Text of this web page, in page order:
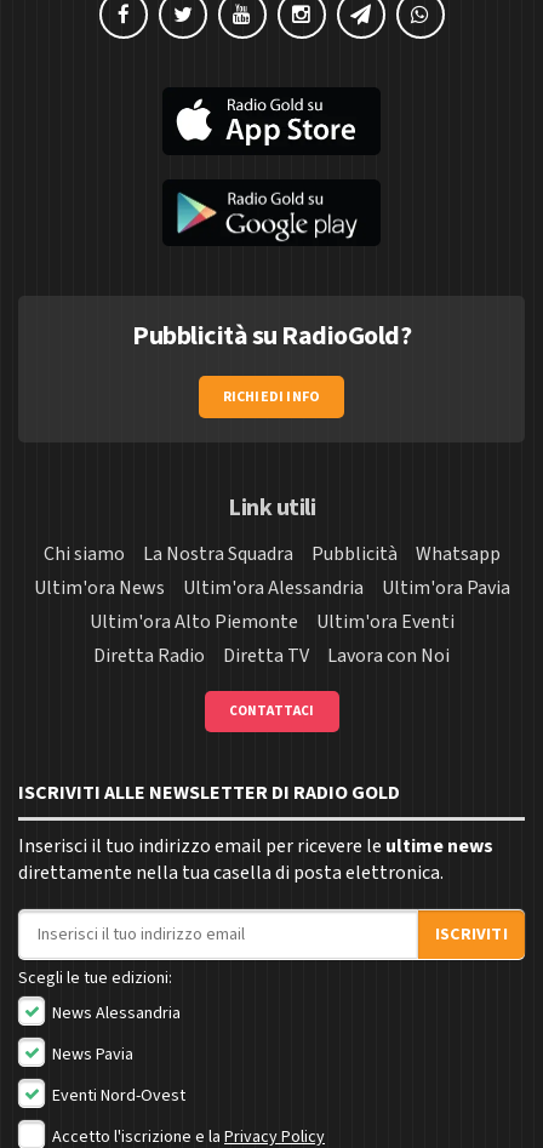
Pubblicità su RadioGold?
RICHIEDI INFO
Link utili
Chi siamo La Nostra Squadra Pubblicità
Whatsapp
Ultim'ora News
Ultim'ora Alessandria
Ultim'ora Pavia
Ultim'ora Alto Piemonte
Ultim'ora Eventi
Diretta Radio
Diretta TV Lavora con Noi
CONTATTACI
ISCRIVITI ALLE NEWSLETTER DI RADIO GOLD
Inserisci il tuo indirizzo email per ricevere le ultime news
direttamente nella tua casella di posta elettronica.
Indirizzo email
ISCRIVITI
Scegli le tue edizioni:
News Alessandria
News Pavia
Eventi Nord-Ovest
Accetto l'iscrizione e la Privacy Policy